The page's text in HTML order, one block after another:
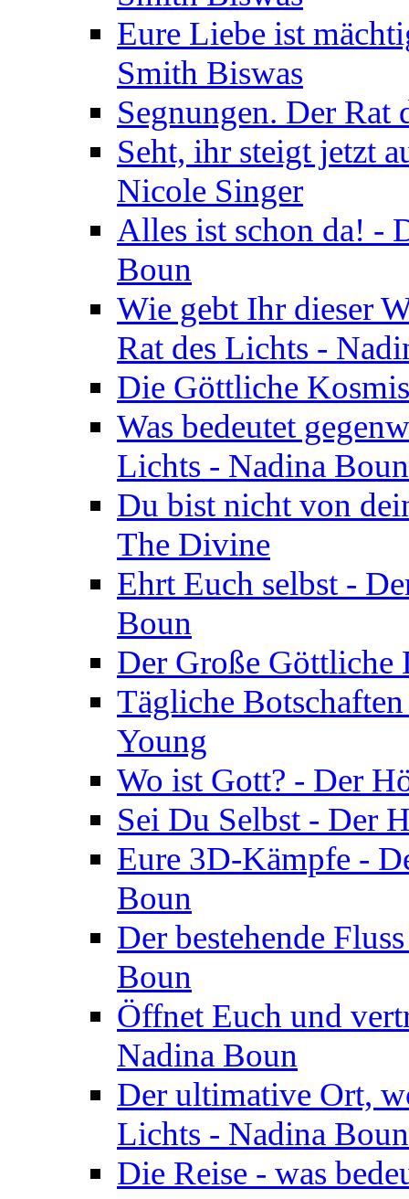
Eure Liebe ist
Smith Biswas
Segnungen. Der
Seht, ihr steigt jetzt
Nicole Singer
Alles ist schon da! -
Boun
Wie gebt Ihr dieser
Rat des Lichts -
Die Göttliche
Was bedeutet
Lichts - Nadina Boun
Du bist nicht von
The Divine
Ehrt Euch selbst -
Boun
Der Große
Tägliche
Young
Wo ist Gott? - Der
Sei Du Selbst - Der
Eure 3D-Kämpfe -
Boun
Der bestehende
Boun
Öffnet Euch und
Nadina Boun
Der ultimative Ort,
Lichts - Nadina Boun
Die Reise - was